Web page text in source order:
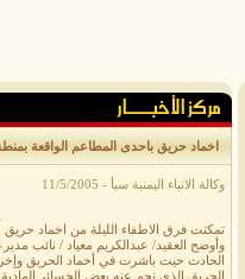
اخماد حريق باحدى المطاعم الواقعة
وكالة الانباء اليمنية سبأ - 11/5/2005
تمكنت فرق الاطفاء الليلة من اخماد
وأوضح العقيد/ عبدالكريم معياد / نائب
الحادث حيث باشرت في أخماد الحريق
الحريق الذي نجم عنه بعض الخسائر